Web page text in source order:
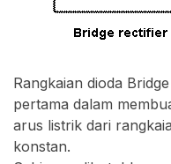
Rangkaian dioda
pertama dalam
arus listrik dari
konstan.